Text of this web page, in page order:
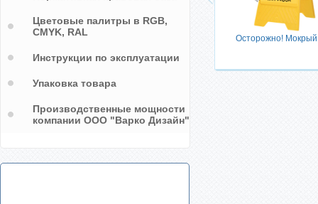
Осторожно!
Цветовые палитры в RGB,
CMYK, RAL
Инструкции по эксплуатации
Упаковка товара
Производственные мощности
компании ООО "Варко Дизайн"